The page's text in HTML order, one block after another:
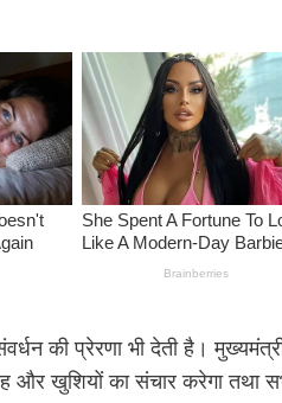
की प्रेरणा भी देती है।
और खुशियों का संचार करेगा